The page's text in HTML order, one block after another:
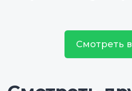
Смотреть